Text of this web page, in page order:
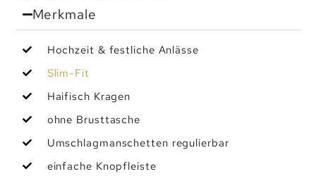
Merkmale
Hochzeit & festliche Anlässe
Slim-Fit
Haifisch Kragen
ohne Brusttasche
Umschlagmanschetten regulierbar
einfache Knopfleiste